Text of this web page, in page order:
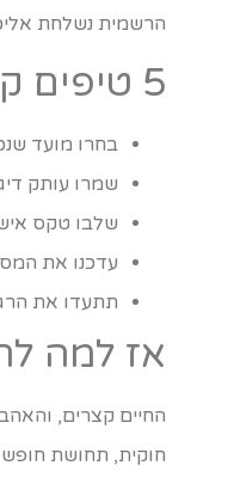
הרשמית נשלחת
5 טיפים קטנים שיעשו את החוויה מושלמת
בחרו מועד
שמרו עותק
שלבו טקס
עדכנו את
תתעדו את
אז למה
החיים קצרים,
חוקית, תחושת חופש